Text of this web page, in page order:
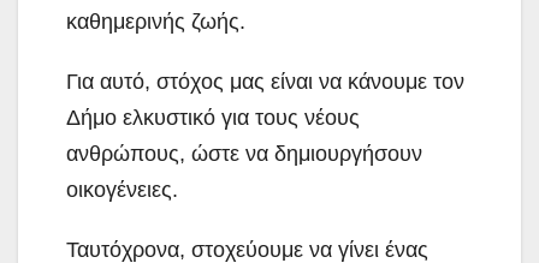
καθημερινής ζωής.
Για αυτό, στόχος μας είναι να κάνουμε τον
Δήμο ελκυστικό για τους νέους
ανθρώπους, ώστε να δημιουργήσουν
οικογένειες.
Ταυτόχρονα, στοχεύουμε να γίνει ένας